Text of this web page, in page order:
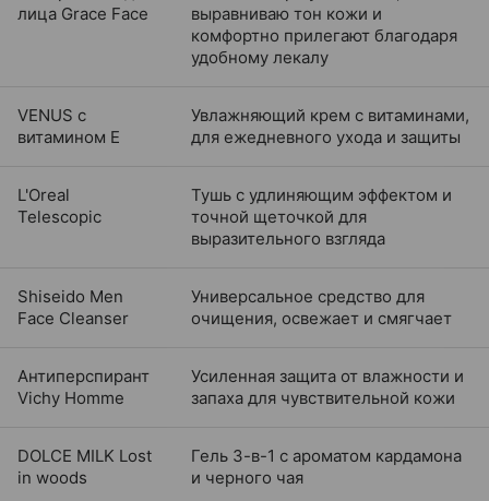
лица Grace Face
выравниваю тон кожи и
комфортно прилегают благодаря
удобному лекалу
VENUS с
витамином Е
Увлажняющий крем с витаминами,
для ежедневного ухода и защиты
L'Oreal
Telescopic
Тушь с удлиняющим эффектом и
точной щеточкой для
выразительного взгляда
Shiseido Men
Face Cleanser
Универсальное средство для
очищения, освежает и смягчает
Антиперспирант
Vichy Homme
Усиленная защита от влажности и
запаха для чувствительной кожи
DOLCE MILK Lost
in woods
Гель 3-в-1 с ароматом кардамона
и черного чая